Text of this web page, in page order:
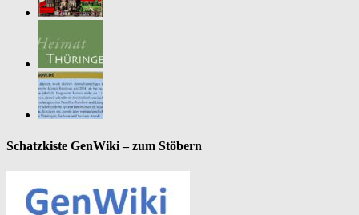
Schatzkiste GenWiki – zum Stöbern